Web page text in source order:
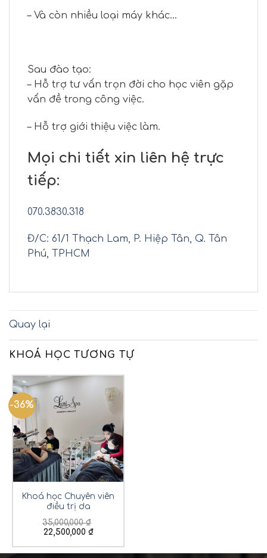
– Và còn nhiều loại máy khác…
Sau đào tạo:
– Hỗ trợ tư vấn trọn đời cho học viên gặp
vấn đề trong công việc.
– Hỗ trợ giới thiệu việc làm.
Mọi chi tiết xin liên hệ trực
tiếp:
070.3830.318
Đ/C: 61/1 Thạch Lam, P. Hiệp Tân, Q. Tân
Phú, TPHCM
Quay lại
KHOÁ HỌC TƯƠNG TỰ
-36%
Khoá học Chuyên viên
điều trị da
35,000,000₫
22,500,000 ₫